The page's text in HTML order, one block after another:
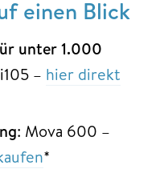
einen Blick
unter 1.000
– hier direkt
: Mova 600 –
*